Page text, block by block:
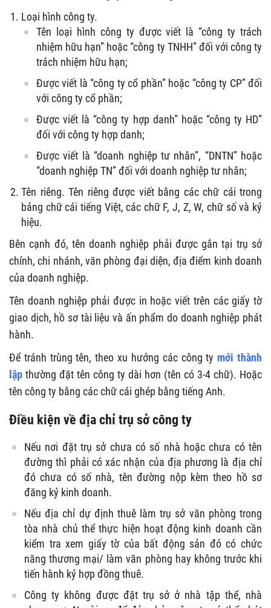
Loại hình công ty.
Tên loại hình công ty được viết là “công ty trách
nhiệm hữu hạn” hoặc “công ty TNHH” đối với công ty
trách nhiệm hữu hạn;
Được viết là “công ty cổ phần” hoặc “công ty CP” đối
với công ty cổ phần;
Được viết là “công ty hợp danh” hoặc “công ty HD”
đối với công ty hợp danh;
Được viết là “doanh nghiệp tư nhân”, “DNTN” hoặc
“doanh nghiệp TN” đối với doanh nghiệp tư nhân;
Tên riêng. Tên riêng được viết bằng các chữ cái trong
bảng chữ cái tiếng Việt, các chữ F, J, Z, W, chữ số và ký
hiệu.
Bên cạnh đó, tên doanh nghiệp phải được gắn tại trụ sở
chính, chi nhánh, văn phòng đại diện, địa điểm kinh doanh
của doanh nghiệp.
Tên doanh nghiệp phải được in hoặc viết trên các giấy tờ
giao dịch, hồ sơ tài liệu và ấn phẩm do doanh nghiệp phát
hành.
Để tránh trùng tên, theo xu hướng các công ty mới thành
lập thường đặt tên công ty dài hơn (tên có 3-4 chữ). Hoặc
tên công ty bằng các chữ cái ghép bằng tiếng Anh.
Điều kiện về địa chỉ trụ sở công ty
Nếu nơi đặt trụ sở chưa có số nhà hoặc chưa có tên
đường thì phải có xác nhận của địa phương là địa chỉ
đó chưa có số nhà, tên đường nộp kèm theo hồ sơ
đăng ký kinh doanh.
Nếu địa chỉ dự định thuê làm trụ sở văn phòng trong
tòa nhà chủ thể thực hiện hoạt động kinh doanh cần
kiểm tra xem giấy tờ của bất động sản đó có chức
năng thương mại/ làm văn phòng hay không trước khi
tiến hành ký hợp đồng thuê.
Công ty không được đặt trụ sở ở nhà tập thể, nhà